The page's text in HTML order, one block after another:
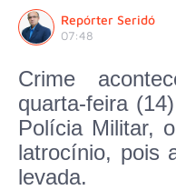
Repórter Seridó
07:48
Crime
quarta-feira
Polícia Militar,
latrocínio, pois
levada.